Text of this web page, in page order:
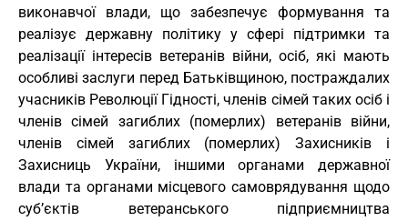
виконавчої влади, що забезпечує формування та
реалізує державну політику у сфері підтримки та
реалізації інтересів ветеранів війни, осіб, які мають
особливі заслуги перед Батьківщиною, постраждалих
учасників Революції Гідності, членів сімей таких осіб і
членів сімей загиблих (померлих) ветеранів війни,
членів сімей загиблих (померлих) Захисників і
Захисниць України, іншими органами державної
влади та органами місцевого самоврядування щодо
суб’єктів ветеранського підприємництва